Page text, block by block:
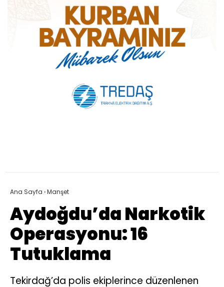
Ana Sayfa ›Manşet
Aydoğdu’da Narkotik
Operasyonu: 16
Tutuklama
Tekirdağ’da polis ekiplerince düzenlenen